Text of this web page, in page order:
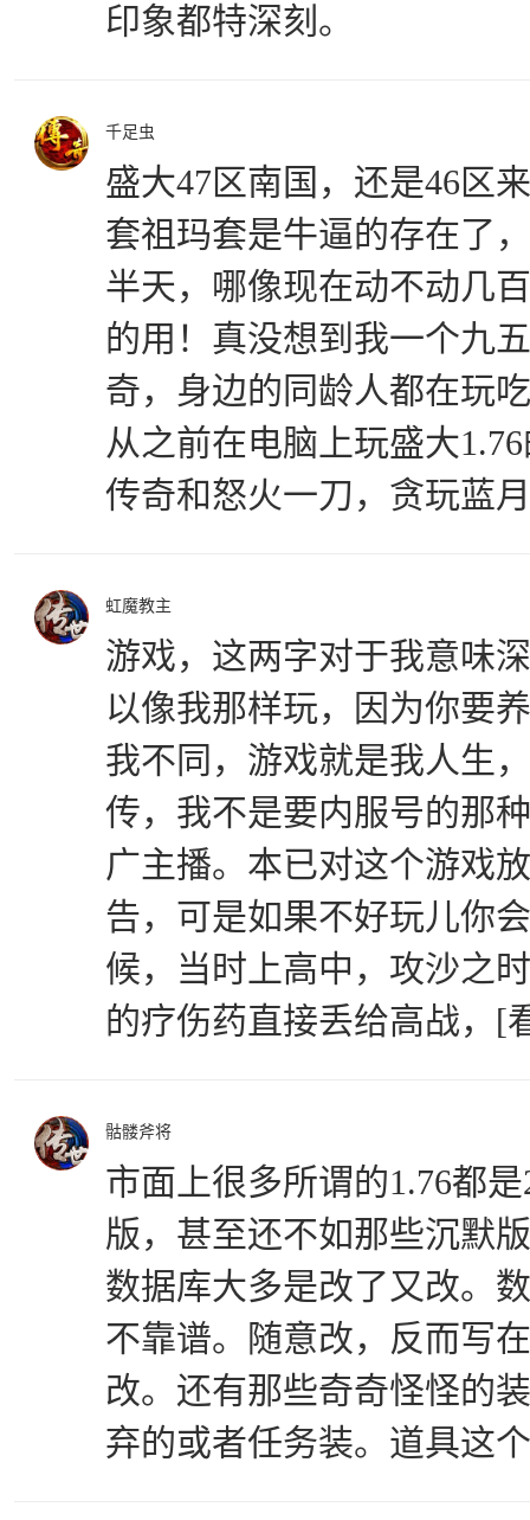
印象都特深刻。
千足虫
盛大47区南国，还是46区
套祖玛套是牛逼的存在了
半天，哪像现在动不动几
的用！真没想到我一个九
奇，身边的同龄人都在玩
从之前在电脑上玩盛大
传奇和怒火一刀，贪玩蓝
虹魔教主
游戏，这两字对于我意味
以像我那样玩，因为你要
我不同，游戏就是我人生
传，我不是要内服号的那
广主播。本已对这个游戏
告，可是如果不好玩儿你
候，当时上高中，攻沙之
的疗伤药直接丢给高战，[
骷髅斧将
市面上很多所谓的1.76都
版，甚至还不如那些沉默
数据库大多是改了又改。
不靠谱。随意改，反而写
改。还有那些奇奇怪怪的
弃的或者任务装。道具这